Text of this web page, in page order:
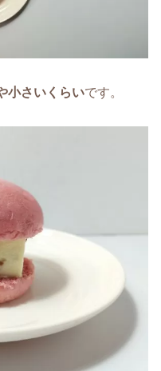
小さいくらいです。